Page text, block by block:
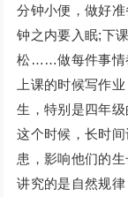
分钟小便，做好
钟之内要入眠;下
松……做每件事情
上课的时候写作
生，特别是四年
这个时候，长时
患，影响他们的
讲究的是自然规